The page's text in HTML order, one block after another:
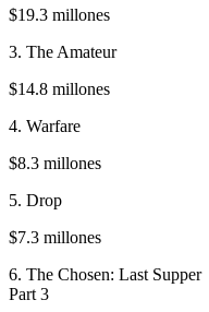
$19.3 millones
3. The Amateur
$14.8 millones
4. Warfare
$8.3 millones
5. Drop
$7.3 millones
6. The Chosen: Last Supper
Part 3